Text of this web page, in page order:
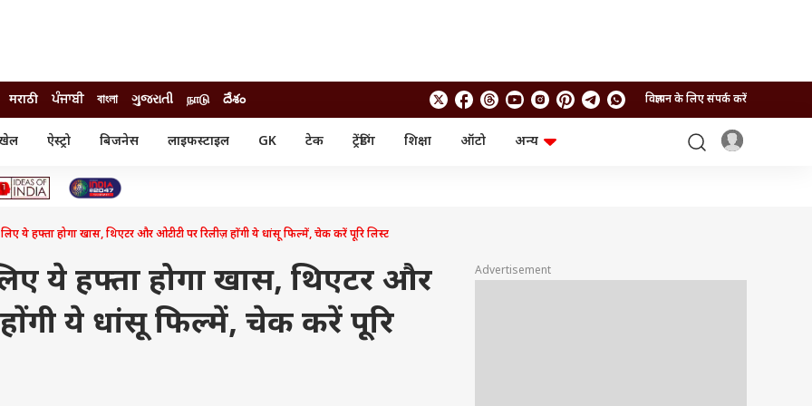
मराठी ਪੰਜਾਬੀ বাংলা ગુજરાતી நாடு దేశం विज्ञापन के लिए संपर्क करें
ऐस्ट्रो बिजनेस लाइफस्टाइल GK टेक ट्रेंडिंग शिक्षा ऑटो
अन्य
सिनेमा
आईपीओ
चैटजीपीटी
गैजेट
रिजल्ट
नौकरी
वेब स्टोरीज
यूटिलिटी न्यूज़
ये हफ्ता होगा खास, थिएटर और ओटीटी पर रिलीज़ होंगी ये धांसू फिल्में, चेक करें पूरि लिस्ट
ये हफ्ता होगा खास, थिएटर और
ये धांसू फिल्में, चेक करें पूरि
Advertisement